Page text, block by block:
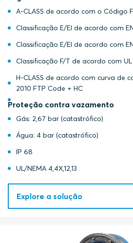
A-CLASS de acordo com o Código
Classificação E/EI de acordo com
Classificação E/EI de acordo com
Classificação F/T de acordo com UL
H-CLASS de acordo com curva de
2010 FTP Code + HC
Proteção contra vazamento
Gás: 2,67 bar (catastrófico)
Água: 4 bar (catastrófico)
IP 68
UL/NEMA 4,4X,12,13
Explore a solução